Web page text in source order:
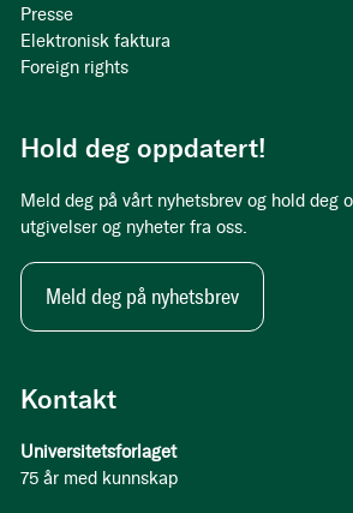
Kontakt
Universitetsforlaget
75 år med kunnskap
Presse
Elektronisk faktura
Foreign rights
Hold deg oppdatert!
Meld deg på vårt nyhetsbrev og hold deg
utgivelser og nyheter fra oss.
Meld deg på nyhetsbrev